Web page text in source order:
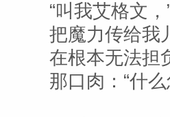
“叫我艾格文
把魔力传给我
在根本无法担
那口肉：“什